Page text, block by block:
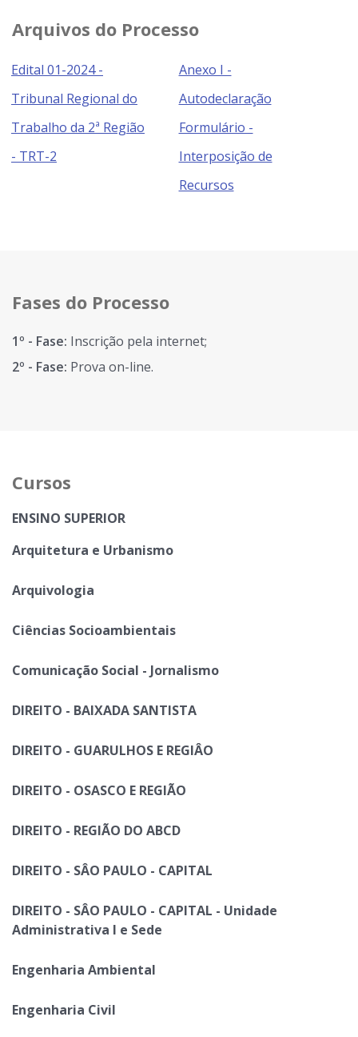
Arquivos do Processo
Edital 01-2024 -
Tribunal Regional do
Trabalho da 2ª Região
- TRT-2
Anexo I -
Autodeclaração
Formulário -
Interposição de
Recursos
Fases do Processo
1º - Fase: Inscrição pela internet;
2º - Fase: Prova on-line.
Cursos
ENSINO SUPERIOR
Arquitetura e Urbanismo
Arquivologia
Ciências Socioambientais
Comunicação Social - Jornalismo
DIREITO - BAIXADA SANTISTA
DIREITO - GUARULHOS E REGIÂO
DIREITO - OSASCO E REGIÃO
DIREITO - REGIÃO DO ABCD
DIREITO - SÂO PAULO - CAPITAL
DIREITO - SÂO PAULO - CAPITAL - Unidade
Administrativa I e Sede
Engenharia Ambiental
Engenharia Civil